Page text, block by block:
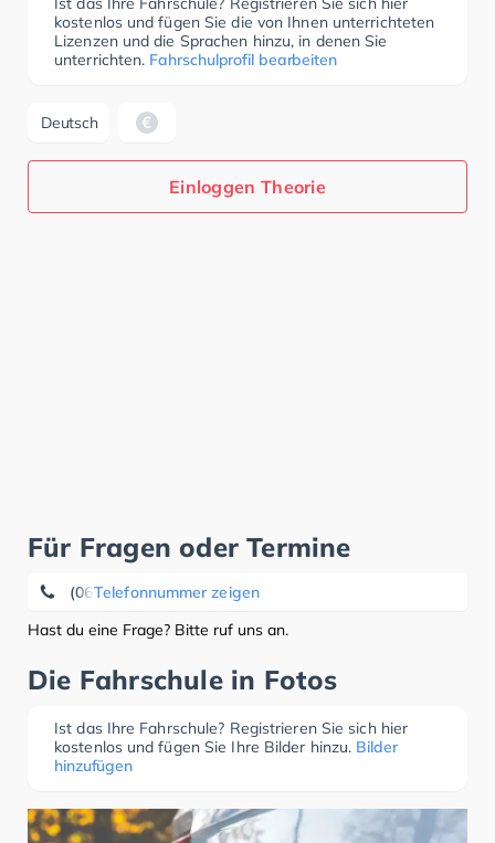
kostenlos und fügen Sie die von Ihnen unterrichteten
Lizenzen und die Sprachen hinzu, in denen Sie
unterrichten. Fahrschulprofil bearbeiten
Deutsch
Einloggen Theorie
Für Fragen oder Termine
Telefonnummer zeigen
(06898) 2 82 09
Hast du eine Frage? Bitte ruf uns an.
Die Fahrschule in Fotos
Ist das Ihre Fahrschule? Registrieren Sie sich hier
kostenlos und fügen Sie Ihre Bilder hinzu. Bilder
hinzufügen